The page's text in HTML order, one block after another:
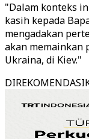
"Dalam konteks
kasih kepada
mengadakan
akan memainkan
Ukraina, di Kiev."